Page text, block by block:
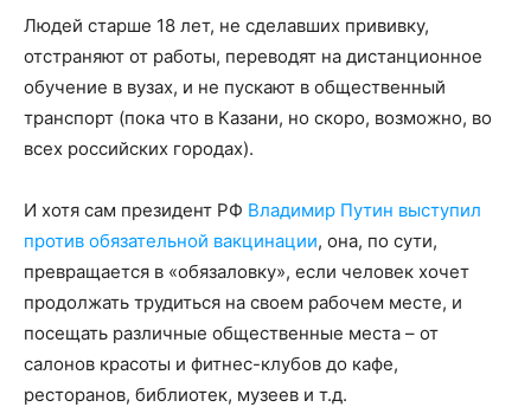
Людей старше 18 лет, не сделавших прививку,
отстраняют от работы, переводят на дистанционное
обучение в вузах, и не пускают в общественный
транспорт (пока что в Казани, но скоро, возможно, во
всех российских городах).
И хотя сам президент РФ Владимир Путин выступил
против обязательной вакцинации, она, по сути,
превращается в «обязаловку», если человек хочет
продолжать трудиться на своем рабочем месте, и
посещать различные общественные места – от
салонов красоты и фитнес-клубов до кафе,
ресторанов, библиотек, музеев и т.д.